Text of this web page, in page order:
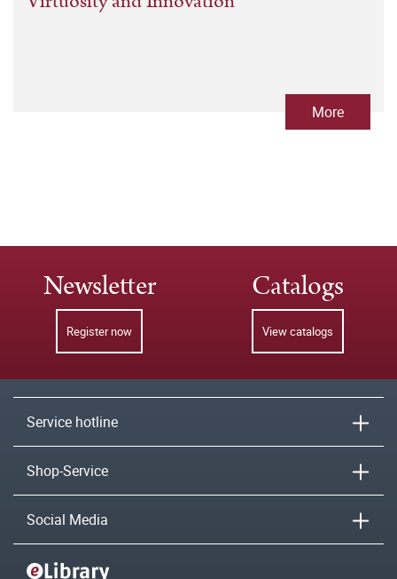
More
Newsletter
Register now
Catalogs
View catalogs
Service hotline
Shop-Service
Social Media